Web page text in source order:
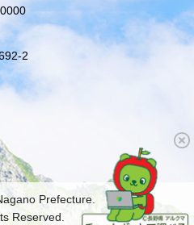
692-2
Prefecture.
Reserved.